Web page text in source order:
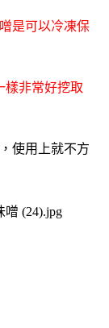
是可以冷凍保
樣非常好挖取
使用上就不方